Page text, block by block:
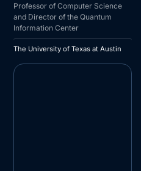
Professor of Computer Science
and Director of the Quantum
Information Center
The University of Texas at Austin